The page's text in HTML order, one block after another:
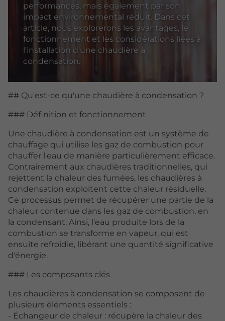
performances, mais également par son
impact environnemental réduit. Dans cet
article, nous explorerons les avantages, le
fonctionnement et les considérations liées à
l'installation d'une chaudière à
condensation.
## Qu'est-ce qu'une chaudière à condensation ?
### Définition et fonctionnement
Une chaudière à condensation est un système de
chauffage qui utilise les gaz de combustion pour
chauffer l'eau de manière particulièrement efficace.
Contrairement aux chaudières traditionnelles, qui
rejettent la chaleur des fumées, les chaudières à
condensation exploitent cette chaleur résiduelle.
Ce processus permet de récupérer une partie de la
chaleur contenue dans les gaz de combustion, en
la condensant. Ainsi, l'eau produite lors de la
combustion se transforme en vapeur, qui est
ensuite refroidie, libérant une quantité significative
d'énergie.
### Les composants clés
Les chaudières à condensation se composent de
plusieurs éléments essentiels :
- Échangeur de chaleur : récupère la chaleur des